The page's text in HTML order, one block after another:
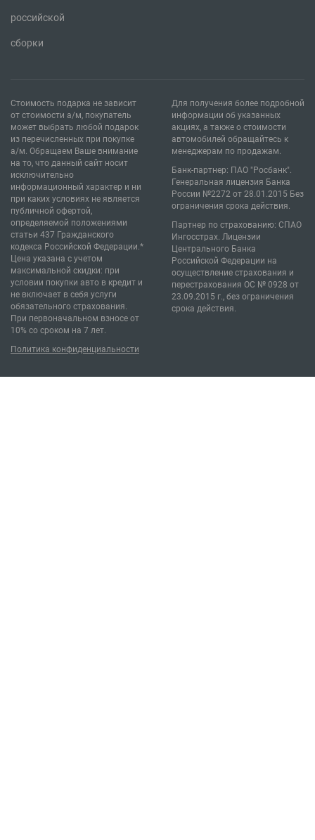
российской
сборки
Стоимость подарка не зависит
от стоимости а/м, покупатель
может выбрать любой подарок
из перечисленных при покупке
а/м. Обращаем Ваше внимание
на то, что данный сайт носит
исключительно
информационный характер и ни
при каких условиях не является
публичной офертой,
определяемой положениями
статьи 437 Гражданского
кодекса Российской Федерации.*
Цена указана с учетом
максимальной скидки: при
условии покупки авто в кредит и
не включает в себя услуги
обязательного страхования.
При первоначальном взносе от
10% со сроком на 7 лет.
Политика конфиденциальности
Для получения более подробной
информации об указанных
акциях, а также о стоимости
автомобилей обращайтесь к
менеджерам по продажам.
Банк-партнер: ПАО "Росбанк".
Генеральная лицензия Банка
России №2272 от 28.01.2015 Без
ограничения срока действия.
Партнер по страхованию: СПАО
Ингосстрах. Лицензии
Центрального Банка
Российской Федерации на
осуществление страхования и
перестрахования ОС № 0928 от
23.09.2015 г., без ограничения
срока действия.